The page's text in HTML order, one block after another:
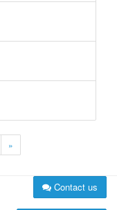
»
Contact us